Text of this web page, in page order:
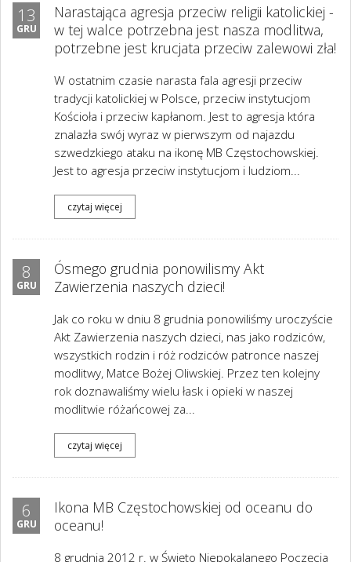
13
GRU
Narastająca agresja przeciw religii katolickiej -
w tej walce potrzebna jest nasza modlitwa,
potrzebne jest krucjata przeciw zalewowi zła!
W ostatnim czasie narasta fala agresji przeciw
tradycji katolickiej w Polsce, przeciw instytucjom
Kościoła i przeciw kapłanom. Jest to agresja która
znalazła swój wyraz w pierwszym od najazdu
szwedzkiego ataku na ikonę MB Częstochowskiej.
Jest to agresja przeciw instytucjom i ludziom...
czytaj więcej
8
GRU
Ósmego grudnia ponowilismy Akt
Zawierzenia naszych dzieci!
Jak co roku w dniu 8 grudnia ponowiliśmy uroczyście
Akt Zawierzenia naszych dzieci, nas jako rodziców,
wszystkich rodzin i róż rodziców patronce naszej
modlitwy, Matce Bożej Oliwskiej. Przez ten kolejny
rok doznawaliśmy wielu łask i opieki w naszej
modlitwie różańcowej za...
czytaj więcej
6
GRU
Ikona MB Częstochowskiej od oceanu do
oceanu!
8 grudnia 2012 r. w Święto Niepokalanego Poczęcia